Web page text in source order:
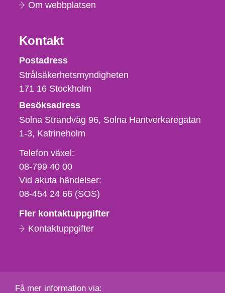
Om webbplatsen
Kontakt
Strålsäkerhetsmyndigheten
Postadress
Strålsäkerhetsmyndigheten
171 16 Stockholm
Besöksadress
Solna Strandväg 96, Solna Hantverkaregatan
1-3 Katrineholm
Telefon,
fax
och
e-
Telefon växel:
08-799 40 00
Vid akuta händelser:
08-454 24 66 (SOS)
Fler kontaktuppgifter
Kontaktuppgifter
Få mer information via: